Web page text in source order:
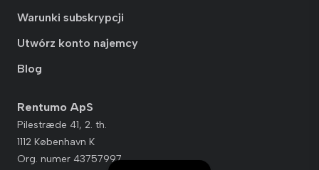
Warunki subskrypcji
Utwórz konto najemcy
Blog
Rentumo ApS
Pilestræde 41, 2. th.
1112 København K
Org. numer 43757997